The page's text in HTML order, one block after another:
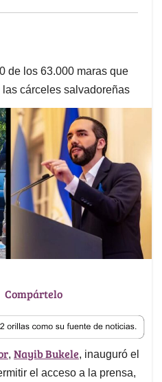
de los 63.000 maras que
cárceles salvadoreñas
T
r
e
a
d
Compártelo
, Nayib Bukele, inauguró el
el acceso a la prensa,